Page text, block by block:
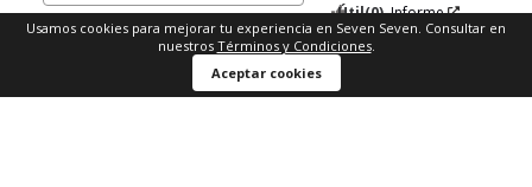
Comprar ahora
Útil(0) Informe
Usamos cookies para mejorar tu experiencia en Seven Seven. Consultar en
nuestros Términos y Condiciones.
Aceptar cookies